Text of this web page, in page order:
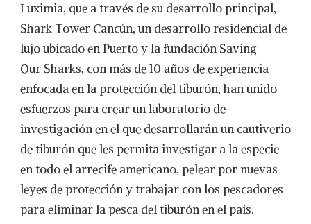
Luximia, que a través de su desarrollo principal,
Shark Tower Cancún, un desarrollo residencial de
lujo ubicado en Puerto y la fundación Saving
Our Sharks, con más de 10 años de experiencia
enfocada en la protección del tiburón, han unido
esfuerzos para crear un laboratorio de
investigación en el que desarrollarán un cautiverio
de tiburón que les permita investigar a la especie
en todo el arrecife americano, pelear por nuevas
leyes de protección y trabajar con los pescadores
para eliminar la pesca del tiburón en el país.